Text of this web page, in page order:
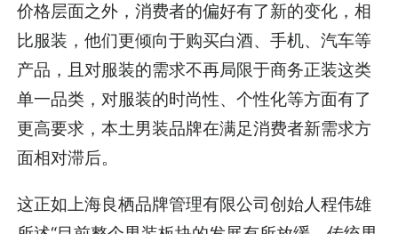
价格层面之外，消费者的偏好有了新的变化，相
比服装，他们更倾向于购买白酒、手机、汽车等
产品，且对服装的需求不再局限于商务正装这类
单一品类，对服装的时尚性、个性化等方面有了
更高要求，本土男装品牌在满足消费者新需求方
面相对滞后。
这正如上海良栖品牌管理有限公司创始人程伟雄